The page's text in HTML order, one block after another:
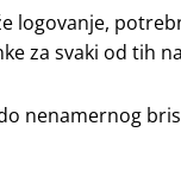
logovanje,
za svaki od tih
nenamernog